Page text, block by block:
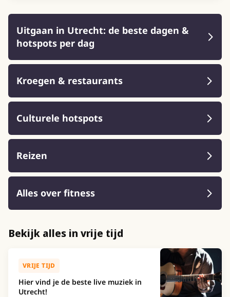
Uitgaan in Utrecht: de beste dagen &
hotspots per dag
Kroegen & restaurants
Culturele hotspots
Reizen
Alles over fitness
Bekijk alles in vrije tijd
VRIJE TIJD
Hier vind je de beste live muziek in
Utrecht!